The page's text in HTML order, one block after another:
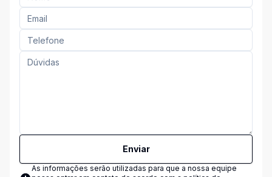
Enviar
As informações serão utilizadas para que a nossa equipe